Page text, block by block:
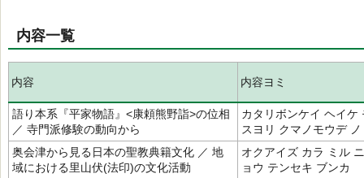
内容一覧
内容 内容ヨミ
語り本系『平家物語』<康頼熊野詣>の位相
／ 寺門派修験の動向から
カタリボンケイ ヘイケ
スヨリ クマノモウデ
奥会津から見る日本の聖教典籍文化 ／ 地
域における里山伏(法印)の文化活動
オクアイズ カラ ミル
ョウ テンセキ ブンカ